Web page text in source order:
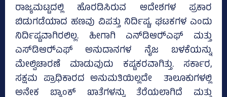
ರಾಜ್ಯಮಟ್ಟದಲ್ಲಿ ಹೊರಡಿಸಿರುವ ಆದೇಶಗಳ ಪ್ರಕಾರ
ಬಿಡುಗಡೆಯಾದ ಹಣವು ವಿಪತ್ತು ನಿರ್ದಿಷ್ಟ, ಘಟಕಗಳ ಎಂದು
ನಿರ್ದಿಷ್ಟವಾಗಿರಲಿಲ್ಲ. ಹೀಗಾಗಿ ಎನ್‌ಡಿಆರ್‍‌ಎಫ್‌ ಮತ್ತು
ಎಸ್‌ಡಿಆರ್‍ಎಫ್‌ ಅನುದಾನಗಳ ನೈಜ ಬಳಕೆಯನ್ನು
ಮೇಲ್ವಿಚಾರಣೆ ಮಾಡುವುದು ಕಷ್ಟಕರವಾಗಿತ್ತು. ಸರ್ಕಾರ,
ಸಕ್ಷಮ ಪ್ರಾಧಿಕಾರದ ಅನುಮತಿಯಿಲ್ಲದೇ ತಾಲೂಕುಗಳಲ್ಲಿ
ಅನೇಕ ಬ್ಯಾಂಕ್‌ ಖಾತೆಗಳನ್ನು ತೆರೆಯಲಾಗಿದೆ ಮತ್ತು